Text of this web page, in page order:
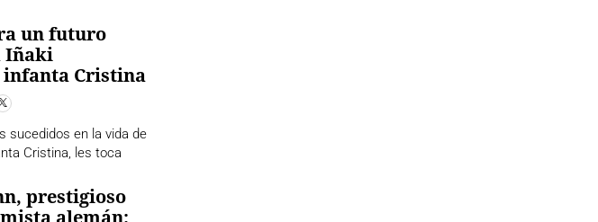
un futuro
Iñaki
Cristina
sucedidos en la vida de
Cristina, les toca
prestigioso
alemán: